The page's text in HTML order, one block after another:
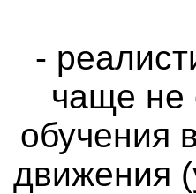
-
чаще не
обучения
движения